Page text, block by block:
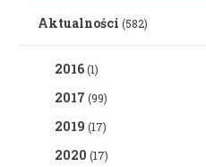
Aktualności (582)
2016(1)
2017 (99)
2019 (17)
2020 (17)